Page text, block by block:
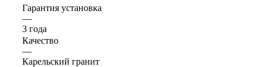
Гарантия установка
—
3 года
Качество
—
Карельский гранит